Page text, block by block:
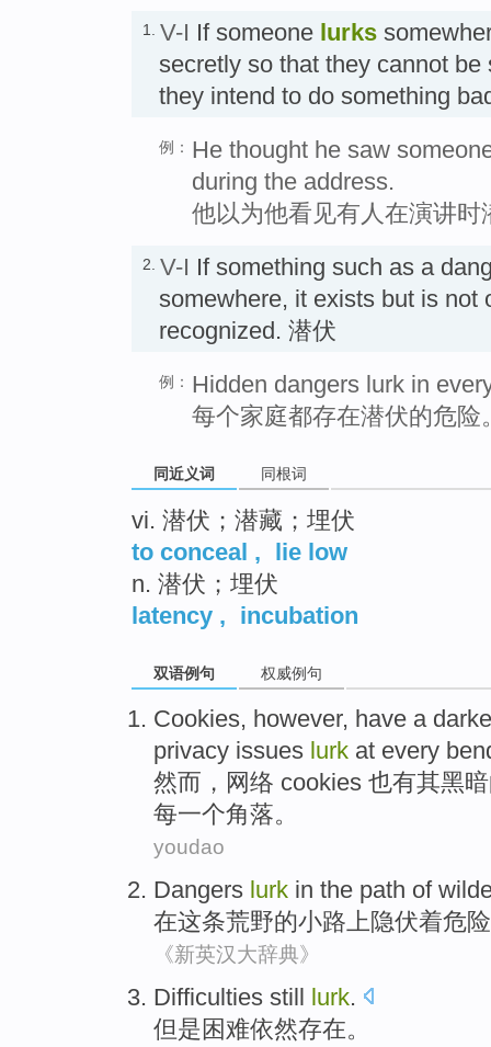
1. V-I If someone lurks
secretly so that they cannot
they intend to do something
例： He thought he saw
during the address.
他以为他看见有人在演讲时
2. V-I If something such as a
somewhere, it exists but is not
recognized. 潜伏
例： Hidden dangers lurk in
每个家庭都存在潜伏的危险
同近义词 同根词
vi. 潜伏；潜藏；埋伏
to conceal , lie low
n. 潜伏；埋伏
latency , incubation
双语例句 权威例句
Cookies, however, have a
privacy issues lurk at every
然而 ， 网络 cookies 也有其黑暗
每一个角落。
youdao
Dangers lurk in the path of
在这条荒野的小路上隐伏着危险
《新英汉大辞典》
Difficulties still lurk.
但是困难依然存在。